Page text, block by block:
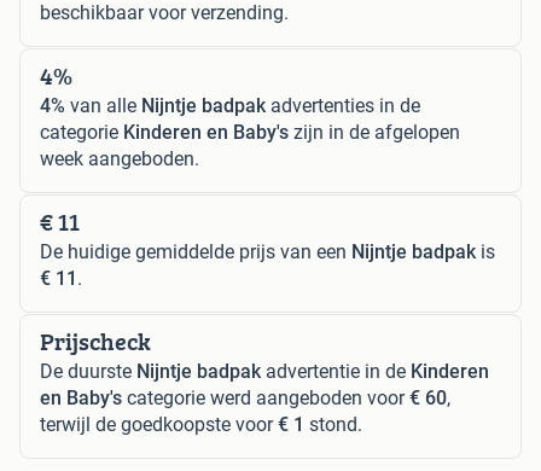
beschikbaar voor verzending.
4%
4% van alle Nijntje badpakadvertenties in de
categorie Kinderen en Baby's zijn in de afgelopen
week aangeboden.
€ 11
De huidige gemiddelde prijs van een Nijntje badpakis
€ 11 .
Prijscheck
De duurste Nijntje badpakadvertentie in de Kinderen
en Baby's categorie werd aangeboden voor€ 60,
terwijl de goedkoopste voor€ 1 stond.